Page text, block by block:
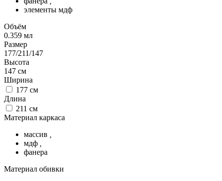
элементы мдф
Объём
0.359 мл
Размер
177/211/147
Высота
147 см
Ширина
177 см
Длина
211 см
Материал каркаса
массив
мдф
фанера
Материал обивки